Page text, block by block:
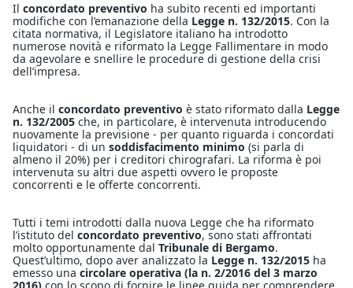
Il concordato preventivo ha subito recenti ed importanti
modifiche con l’emanazione della Legge n. 132/2015. Con la
citata normativa, il Legislatore italiano ha introdotto
numerose novità e riformato la Legge Fallimentare in modo
da agevolare e snellire le procedure di gestione della crisi
dell’impresa.
Anche il concordato preventivo è stato riformato dalla Legge
n. 132/2005 che, in particolare, è intervenuta introducendo
nuovamente la previsione - per quanto riguarda i concordati
liquidatori - di un soddisfacimento minimo (si parla di
almeno il 20%) per i creditori chirografari. La riforma è poi
intervenuta su altri due aspetti ovvero le proposte
concorrenti e le offerte concorrenti.
Tutti i temi introdotti dalla nuova Legge che ha riformato
l’istituto del concordato preventivo, sono stati affrontati
molto opportunamente dal Tribunale di Bergamo.
Quest’ultimo, dopo aver analizzato la Legge n. 132/2015 ha
emesso una circolare operativa (la n. 2/2016 del 3 marzo